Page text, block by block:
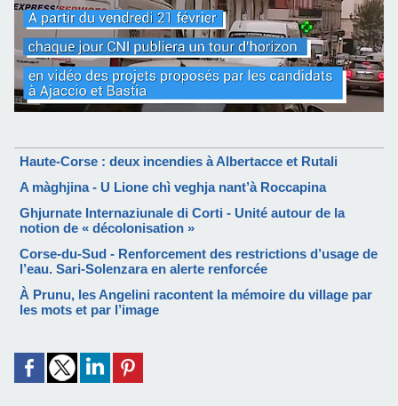
Haute-Corse : deux incendies à Albertacce et Rutali
A màghjina - U Lione chì veghja nant’à Roccapina
Ghjurnate Internaziunale di Corti - Unité autour de la
notion de « décolonisation »
Corse-du-Sud - Renforcement des restrictions d’usage de
l’eau. Sari-Solenzara en alerte renforcée
À Prunu, les Angelini racontent la mémoire du village par
les mots et par l’image